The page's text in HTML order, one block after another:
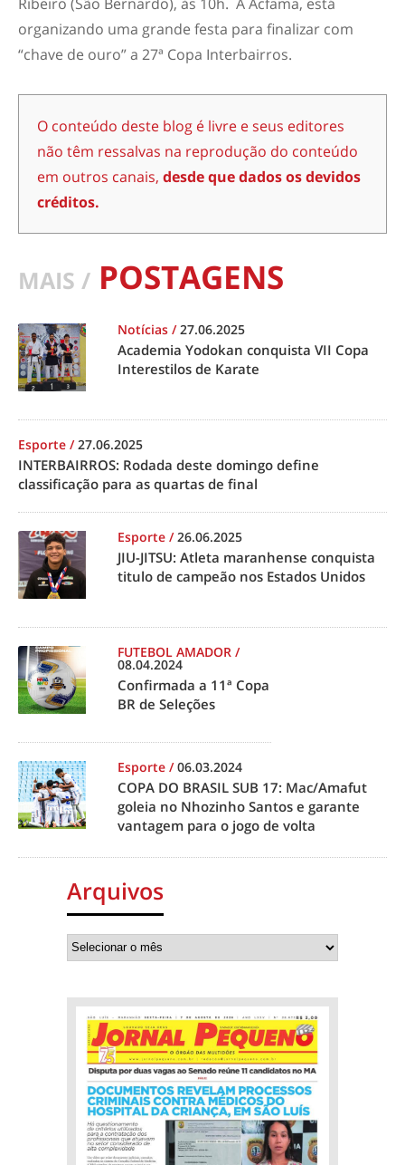
organizando uma grande festa para finalizar com
“chave de ouro” a 27ª Copa Interbairros.
O conteúdo deste blog é livre e seus editores
não têm ressalvas na reprodução do conteúdo
em outros canais, desde que dados os devidos
créditos.
MAIS / POSTAGENS
Notícias /27.06.2025
Academia Yodokan conquista VII Copa
Interestilos de Karate
Esporte /27.06.2025
INTERBAIRROS: Rodada deste domingo define
classificação para as quartas de final
Esporte /26.06.2025
JIU-JITSU: Atleta maranhense conquista
titulo de campeão nos Estados Unidos
FUTEBOL AMADOR /
08.04.2024
Confirmada a 11ª Copa
BR de Seleções
Esporte /06.03.2024
COPA DO BRASIL SUB 17: Mac/Amafut
goleia no Nhozinho Santos e garante
vantagem para o jogo de volta
Arquivos